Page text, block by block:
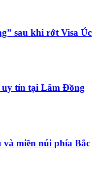
sau khi rớt Visa Úc
uy tín tại Lâm Đồng
và miền núi phía Bắc